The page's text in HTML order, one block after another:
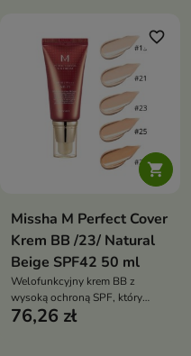

favorite_border
Missha M Perfect Cover
Krem BB /23/ Natural
Beige SPF42 50 ml
Welofunkcyjny krem BB z
wysoką ochroną SPF, który
zapewnia mocne krycie,
76,26 zł